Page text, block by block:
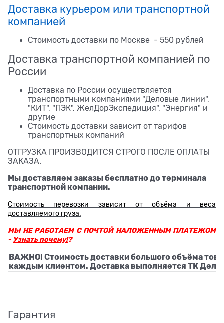
Доставка курьером или транспортной
компанией
Стоимость доставки по Москве - 550 рублей
Доставка транспортной компанией по
России
Доставка по России осуществляется
транспортными компаниями "Деловые линии",
"КИТ", "ПЭК", ЖелДорЭкспедиция", "Энергия" и
другие
Стоимость доставки зависит от тарифов
транспортных компаний
ОТГРУЗКА ПРОИЗВОДИТСЯ СТРОГО ПОСЛЕ ОПЛАТЫ
ЗАКАЗА.
Мы доставляем заказы бесплатно до терминала
транспортной компании.
Стоимость перевозки зависит от объёма и веса
доставляемого груза.
МЫ НЕ РАБОТАЕМ С ПОЧТОЙ НАЛОЖЕННЫМ ПЛАТЕЖОМ
- Узнать почему!?
ВАЖНО! Стоимость доставки большого объёма
каждым клиентом. Доставка выполняется ТК
Гарантия